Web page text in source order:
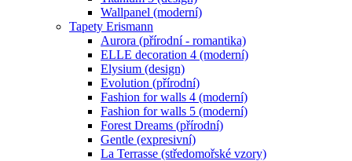
Wallpanel (moderní)
Tapety Erismann
Aurora (přírodní - romantika)
ELLE decoration 4 (moderní)
Elysium (design)
Evolution (přírodní)
Fashion for walls 4 (moderní)
Fashion for walls 5 (moderní)
Forest Dreams (přírodní)
Gentle (expresivní)
La Terrasse (středomořské vzory)